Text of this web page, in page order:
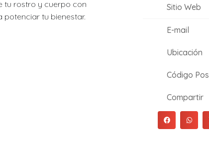
tu rostro y cuerpo con
tu bienestar.
Sitio Web
E-mail
Ubicación
Código
Compartir